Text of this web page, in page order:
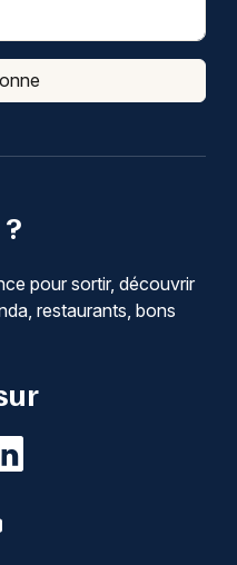
pour sortir, découvrir
restaurants, bons